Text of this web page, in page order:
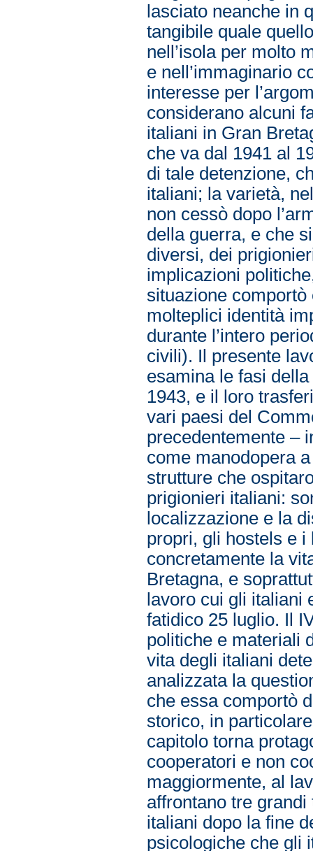
lasciato neanche in
tangibile quale
nell’isola per molto
e nell’immaginario
interesse per
considerano alcuni
italiani in Gran
che va dal 1941 al
di tale detenzione,
italiani; la varietà,
non cessò dopo
della guerra, e che
diversi, dei
implicazioni
situazione
molteplici identità
durante l’intero
civili). Il presente
esamina le fasi
1943, e il loro
vari paesi del
precedentemente –
come manodopera
strutture che
prigionieri italiani:
localizzazione e la
propri, gli hostels e
concretamente la
Bretagna, e
lavoro cui gli italiani
fatidico 25 luglio. Il
politiche e materiali
vita degli italiani
analizzata la
che essa comportò
storico, in
capitolo torna
cooperatori e non
maggiormente, al
affrontano tre
italiani dopo la fine
psicologiche che gli